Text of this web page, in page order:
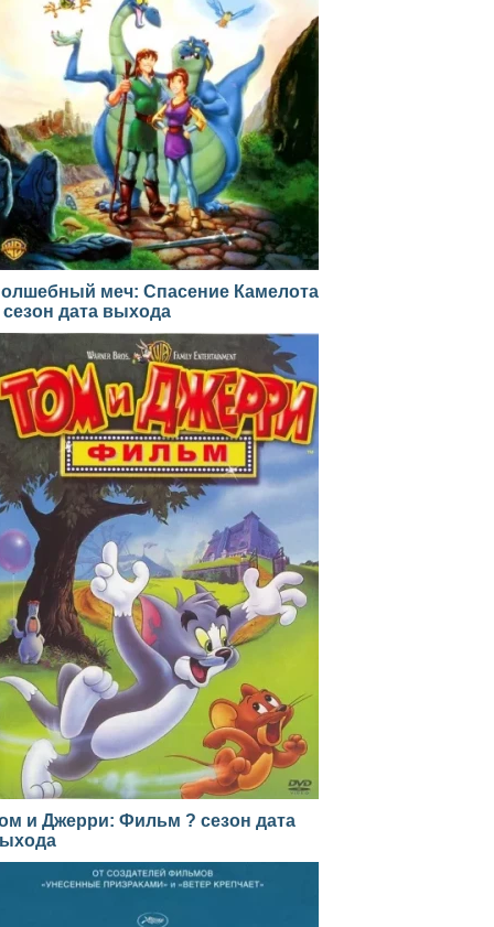
меч: Спасение Камелота
дата выхода
и Джерри: Фильм ? сезон дата